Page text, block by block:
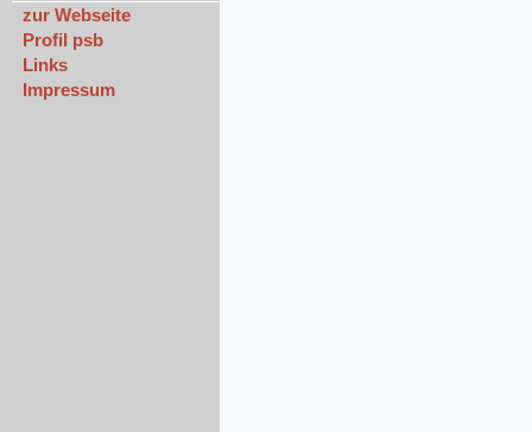
zur Webseite
Profil psb
Links
Impressum